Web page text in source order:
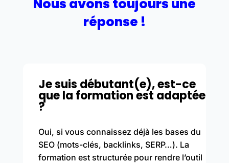
Nous avons toujours une
réponse !
Je suis débutant(e), est-ce
que la formation est adaptée
?
Oui, si vous connaissez déjà les bases du
SEO (mots-clés, backlinks, SERP…). La
formation est structurée pour rendre l’outil